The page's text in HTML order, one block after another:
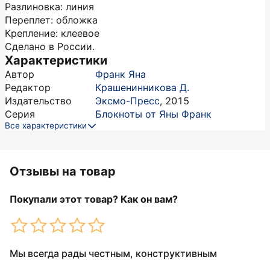
Разлиновка: линия
Переплет: обложка
Крепление: клеевое
Сделано в России.
Характеристики
Автор
Франк Яна
Редактор
Крашенинникова Д.
Издательство
Эксмо-Пресс, 2015
Серия
Блокноты от Яны Франк
Все характеристики
Отзывы на товар
Покупали этот товар? Как он вам?
Мы всегда рады честным, конструктивным